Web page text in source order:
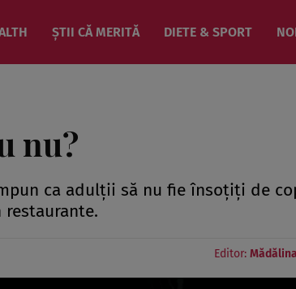
ȘTII CĂ MERITĂ DIETE & SPORT
nu?
ca adulții să nu fie însoțiți de
Editor: